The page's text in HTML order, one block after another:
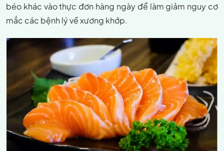
béo khác vào thực đơn hàng ngày để làm giảm nguy cơ
mắc các bệnh lý về xương khớp.